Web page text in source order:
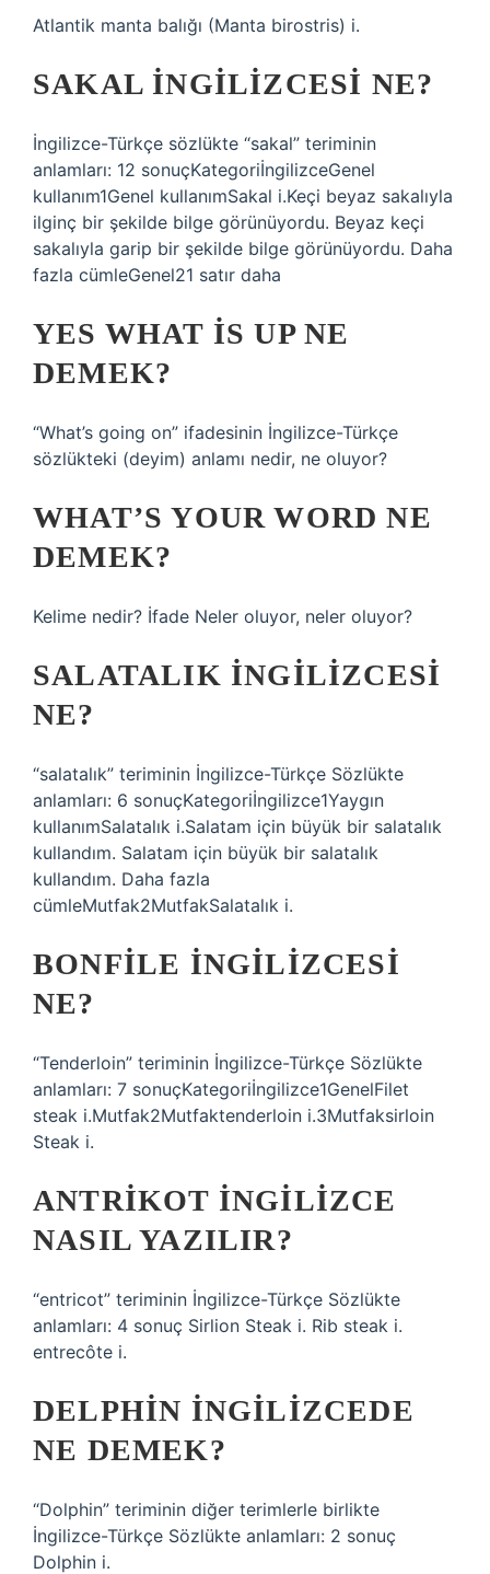
Atlantik manta balığı (Manta birostris) i.
SAKAL INGILIZCESI NE?
İngilizce-Türkçe sözlükte “sakal” teriminin
anlamları: 12 sonuçKategoriİngilizceGenel
kullanım1Genel kullanımSakal i.Keçi beyaz sakalıyla
ilginç bir şekilde bilge görünüyordu. Beyaz keçi
sakalıyla garip bir şekilde bilge görünüyordu. Daha
fazla cümleGenel21 satır daha
YES WHAT IS UP NE
DEMEK?
“What’s going on” ifadesinin İngilizce-Türkçe
sözlükteki (deyim) anlamı nedir, ne oluyor?
WHAT’S YOUR WORD NE
DEMEK?
Kelime nedir? İfade Neler oluyor, neler oluyor?
SALATALIK INGILIZCESI
NE?
“salatalık” teriminin İngilizce-Türkçe Sözlükte
anlamları: 6 sonuçKategoriİngilizce1Yaygın
kullanımSalatalık i.Salatam için büyük bir salatalık
kullandım. Salatam için büyük bir salatalık
kullandım. Daha fazla
cümleMutfak2MutfakSalatalık i.
BONFILE INGILIZCESI
NE?
“Tenderloin” teriminin İngilizce-Türkçe Sözlükte
anlamları: 7 sonuçKategoriİngilizce1GenelFilet
steak i.Mutfak2Mutfaktenderloin i.3Mutfaksirloin
Steak i.
ANTRIKOT INGILIZCE
NASIL YAZILIR?
“entricot” teriminin İngilizce-Türkçe Sözlükte
anlamları: 4 sonuç Sirlion Steak i. Rib steak i.
entrecôte i.
DELPHIN INGILIZCEDE
NE DEMEK?
“Dolphin” teriminin diğer terimlerle birlikte
İngilizce-Türkçe Sözlükte anlamları: 2 sonuç
Dolphin i.